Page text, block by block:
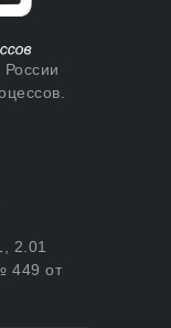
2.01
449 от